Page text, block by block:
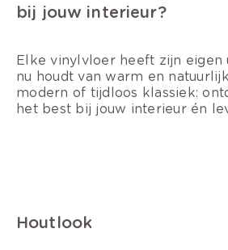
bij jouw interieur?
Elke vinylvloer heeft zijn eigen
nu houdt van warm en
modern of tijdloos klassiek:
het best bij jouw interieur én
Houtlook